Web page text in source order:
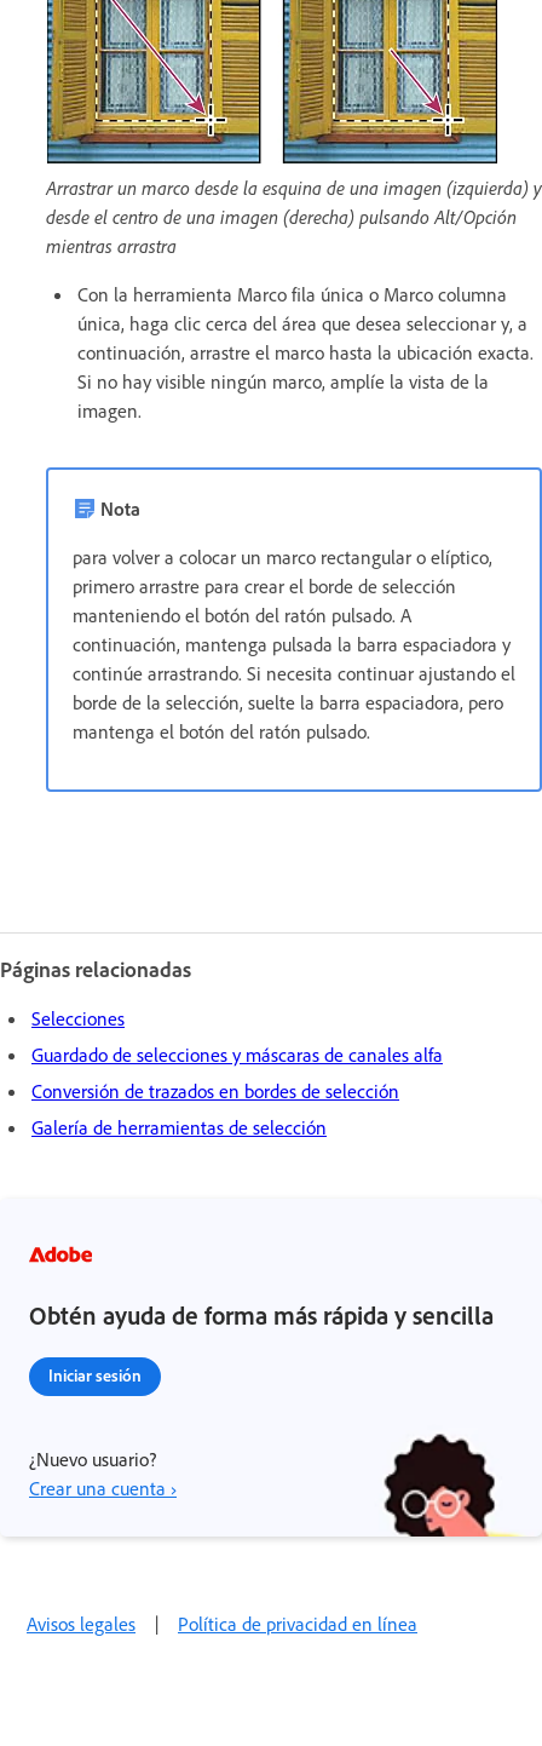
Arrastrar un marco desde la esquina de una imagen (izquierda) y
desde el centro de una imagen (derecha) pulsando Alt/Opción
mientras arrastra
Con la herramienta Marco fila única o Marco columna
única, haga clic cerca del área que desea seleccionar y, a
continuación, arrastre el marco hasta la ubicación exacta.
Si no hay visible ningún marco, amplíe la vista de la
imagen.
Nota
para volver a colocar un marco rectangular o elíptico,
primero arrastre para crear el borde de selección
manteniendo el botón del ratón pulsado. A
continuación, mantenga pulsada la barra espaciadora y
continúe arrastrando. Si necesita continuar ajustando el
borde de la selección, suelte la barra espaciadora, pero
mantenga el botón del ratón pulsado.
Páginas relacionadas
Selecciones
Guardado de selecciones y máscaras de canales alfa
Conversión de trazados en bordes de selección
Galería de herramientas de selección
Obtén ayuda de forma más rápida y sencilla
Iniciar sesión
¿Nuevo usuario?
Crear una cuenta ›
Avisos legales | Política de privacidad en línea